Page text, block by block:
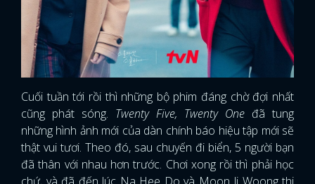
Cuối tuần tới rồi thì những bộ phim đáng chờ đợi nhất
cũng phát sóng. Twenty Five, Twenty One đã tung
những hình ảnh mới của dàn chính báo hiệu tập mới sẽ
thật vui tươi. Theo đó, sau chuyến đi biển, 5 người bạn
đã thân với nhau hơn trước. Chơi xong rồi thì phải học